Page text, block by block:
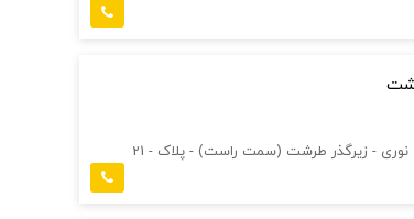
نوری - زیرگذر طرشت (سمت راست) - پلاک - 21